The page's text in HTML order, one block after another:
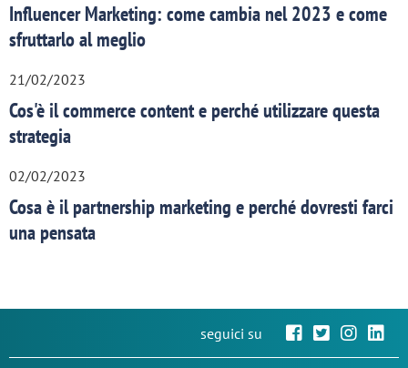
Influencer Marketing: come cambia nel 2023 e come
sfruttarlo al meglio
21/02/2023
Cos'è il commerce content e perché utilizzare questa
strategia
02/02/2023
Cosa è il partnership marketing e perché dovresti farci
una pensata
seguici su